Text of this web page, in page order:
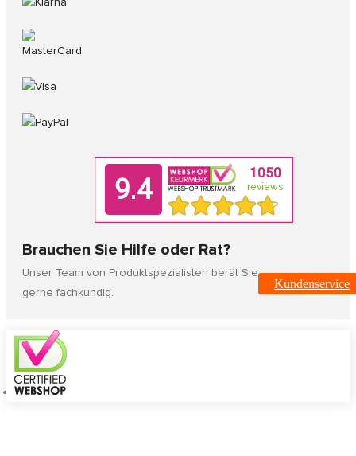
Brauchen Sie Hilfe oder Rat?
Unser Team von Produktspezialisten berät Sie
gerne fachkundig.
Kundenservice